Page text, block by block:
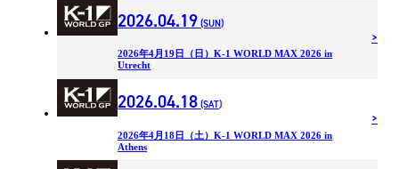
2026.04.19 (SUN)
2026年4月19日（日）K-1 WORLD MAX 2026 in
Utrecht
2026.04.18 (SAT)
2026年4月18日（土）K-1 WORLD MAX 2026 in
Athens